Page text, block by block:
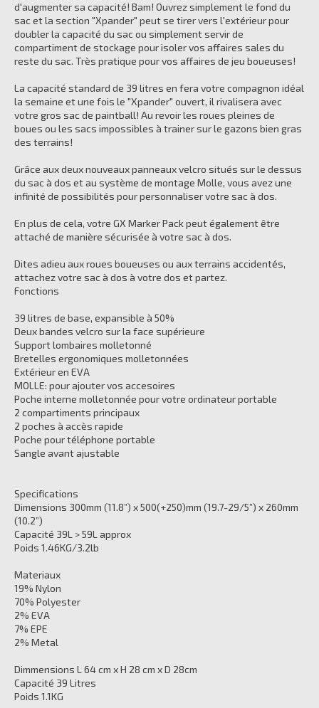
d'augmenter sa capacité! Bam! Ouvrez simplement le fond du
sac et la section "Xpander" peut se tirer vers l'extérieur pour
doubler la capacité du sac ou simplement servir de
compartiment de stockage pour isoler vos affaires sales du
reste du sac. Très pratique pour vos affaires de jeu boueuses!
La capacité standard de 39 litres en fera votre compagnon idéal
la semaine et une fois le "Xpander" ouvert, il rivalisera avec
votre gros sac de paintball! Au revoir les roues pleines de
boues ou les sacs impossibles à trainer sur le gazons bien gras
des terrains!
Grâce aux deux nouveaux panneaux velcro situés sur le dessus
du sac à dos et au système de montage Molle, vous avez une
infinité de possibilités pour personnaliser votre sac à dos.
En plus de cela, votre GX Marker Pack peut également être
attaché de manière sécurisée à votre sac à dos.
Dites adieu aux roues boueuses ou aux terrains accidentés,
attachez votre sac à dos à votre dos et partez.
Fonctions
39 litres de base, expansible à 50%
Deux bandes velcro sur la face supérieure
Support lombaires molletonné
Bretelles ergonomiques molletonnées
Extérieur en EVA
MOLLE: pour ajouter vos accesoires
Poche interne molletonnée pour votre ordinateur portable
2 compartiments principaux
2 poches à accès rapide
Poche pour téléphone portable
Sangle avant ajustable
Specifications
Dimensions 300mm (11.8”) x 500(+250)mm (19.7-29/5”) x 260mm
(10.2”)
Capacité 39L > 59L approx
Poids 1.46KG/3.2lb
Materiaux
19% Nylon
70% Polyester
2% EVA
7% EPE
2% Metal
Dimmensions L 64 cm x H 28 cm x D 28cm
Capacité 39 Litres
Poids 1.1KG